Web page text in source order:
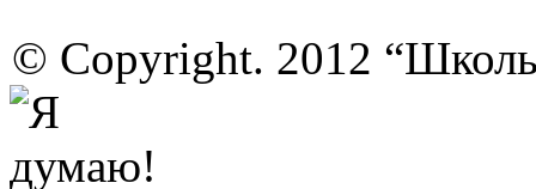
© Copyright. 2012